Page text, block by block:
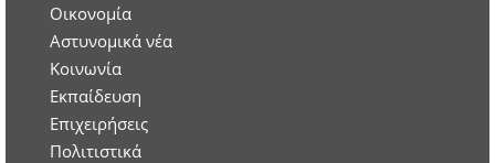
Οικονομία
Aστυνομικά νέα
Κοινωνία
Εκπαίδευση
Επιχειρήσεις
Πολιτιστικά